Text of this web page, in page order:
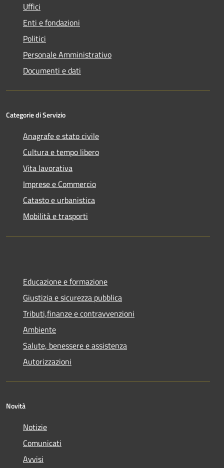
Uffici
Enti e fondazioni
Politici
Personale Amministrativo
Documenti e dati
Categorie di Servizio
Anagrafe e stato civile
Cultura e tempo libero
Vita lavorativa
Imprese e Commercio
Catasto e urbanistica
Mobilità e trasporti
Educazione e formazione
Giustizia e sicurezza pubblica
Tributi,finanze e contravvenzioni
Ambiente
Salute, benessere e assistenza
Autorizzazioni
Novità
Notizie
Comunicati
Avvisi